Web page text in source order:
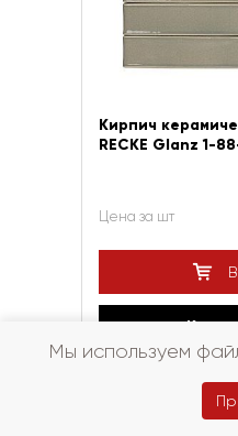
Кирпич
RECKE Glanz 1-
Цена за шт
Мы используем